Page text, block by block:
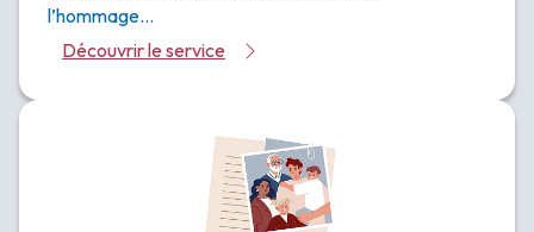
l’hommage…
Découvrir le service